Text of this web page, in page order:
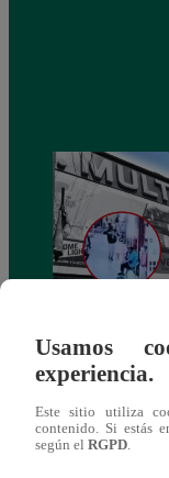
Asesinan a
galería en San
Usamos
experiencia.
Este sitio utiliza
contenido. Si estás
según el RGPD